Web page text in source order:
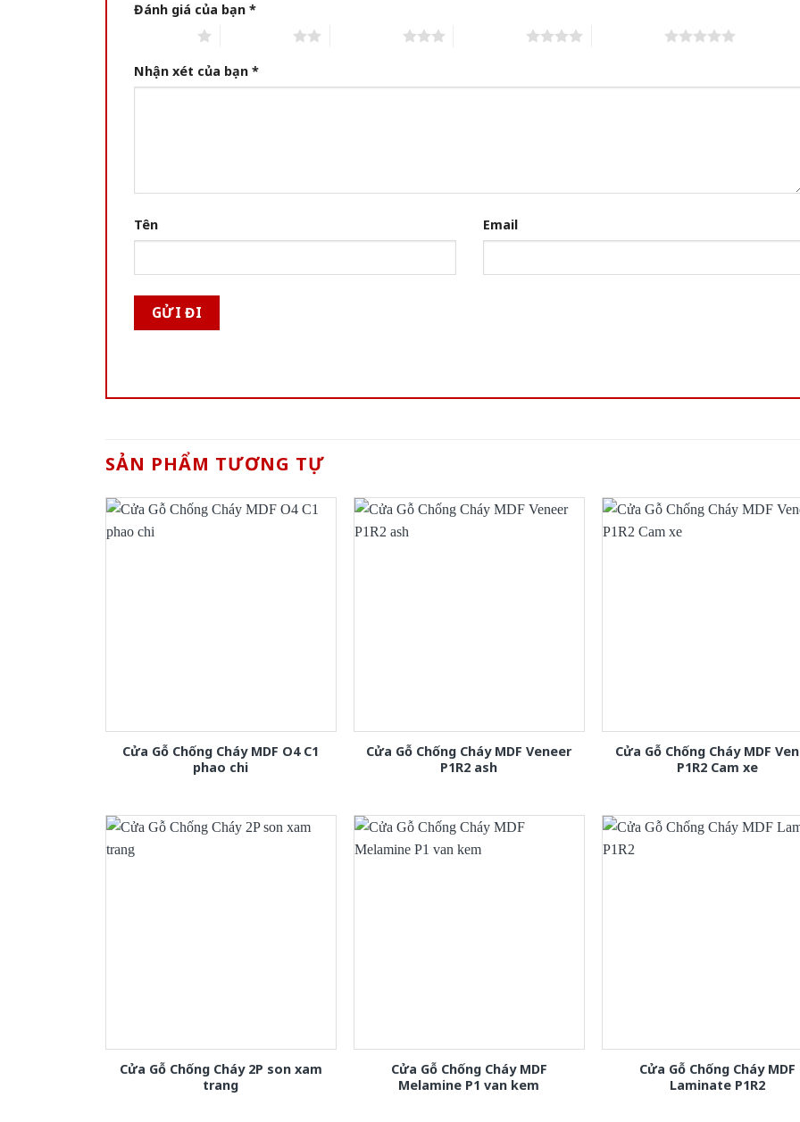
Đánh giá của bạn *
Nhận xét của bạn *
Tên Email
SẢN PHẨM TƯƠNG TỰ
Cửa Gỗ Chống Cháy MDF O4 C1
phao chi
Cửa Gỗ Chống Cháy MDF Veneer
P1R2 ash
Cửa Gỗ Chống Cháy MDF
P1R2 Cam xe
Cửa Gỗ Chống Cháy 2P son xam
trang
Cửa Gỗ Chống Cháy MDF
Melamine P1 van kem
Cửa Gỗ Chống Cháy MDF
Laminate P1R2